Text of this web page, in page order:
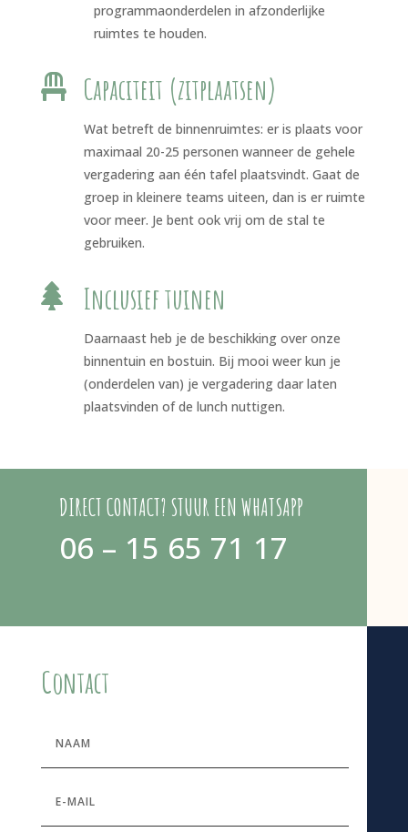
programmaonderdelen in afzonderlijke
ruimtes te houden.
 Capaciteit (zitplaatsen)
Wat betreft de binnenruimtes: er is plaats voor
maximaal 20-25 personen wanneer de gehele
vergadering aan één tafel plaatsvindt. Gaat de
groep in kleinere teams uiteen, dan is er ruimte
voor meer. Je bent ook vrij om de stal te
gebruiken.
 Inclusief tuinen
Daarnaast heb je de beschikking over onze
binnentuin en bostuin. Bij mooi weer kun je
(onderdelen van) je vergadering daar laten
plaatsvinden of de lunch nuttigen.
DIRECT CONTACT? STUUR EEN WHATSAPP
06 – 15 65 71 17
Contact